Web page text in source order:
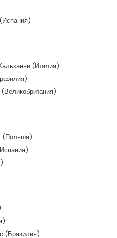
(Италия)
(Польша)
(Бразилия)